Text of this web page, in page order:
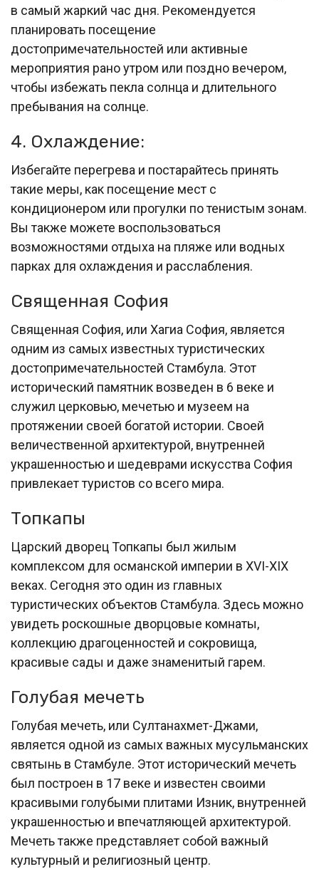
в самый жаркий час дня. Рекомендуется
планировать посещение
достопримечательностей или активные
мероприятия рано утром или поздно вечером,
чтобы избежать пекла солнца и длительного
пребывания на солнце.
4. Охлаждение:
Избегайте перегрева и постарайтесь принять
такие меры, как посещение мест с
кондиционером или прогулки по тенистым зонам.
Вы также можете воспользоваться
возможностями отдыха на пляже или водных
парках для охлаждения и расслабления.
Священная София
Священная София, или Хагиа София, является
одним из самых известных туристических
достопримечательностей Стамбула. Этот
исторический памятник возведен в 6 веке и
служил церковью, мечетью и музеем на
протяжении своей богатой истории. Своей
величественной архитектурой, внутренней
украшенностью и шедеврами искусства София
привлекает туристов со всего мира.
Топкапы
Царский дворец Топкапы был жилым
комплексом для османской империи в XVI-XIX
веках. Сегодня это один из главных
туристических объектов Стамбула. Здесь можно
увидеть роскошные дворцовые комнаты,
коллекцию драгоценностей и сокровища,
красивые сады и даже знаменитый гарем.
Голубая мечеть
Голубая мечеть, или Султанахмет-Джами,
является одной из самых важных мусульманских
святынь в Стамбуле. Этот исторический мечеть
был построен в 17 веке и известен своими
красивыми голубыми плитами Изник, внутренней
украшенностью и впечатляющей архитектурой.
Мечеть также представляет собой важный
культурный и религиозный центр.